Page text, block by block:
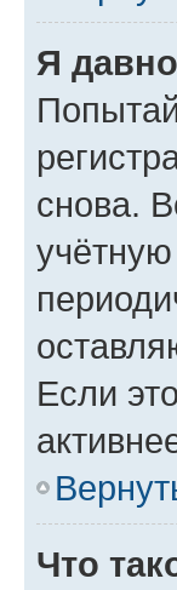
Я
снова.
Если
Что